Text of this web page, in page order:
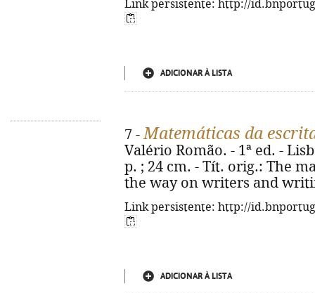
Link persistente: http://
ADICIONAR À LISTA
7 -Matemáticas da
Valério Romão. - 1ª ed. -
p. ; 24 cm. - Tít. orig.: The
the way on writers and
Link persistente: http://
ADICIONAR À LISTA